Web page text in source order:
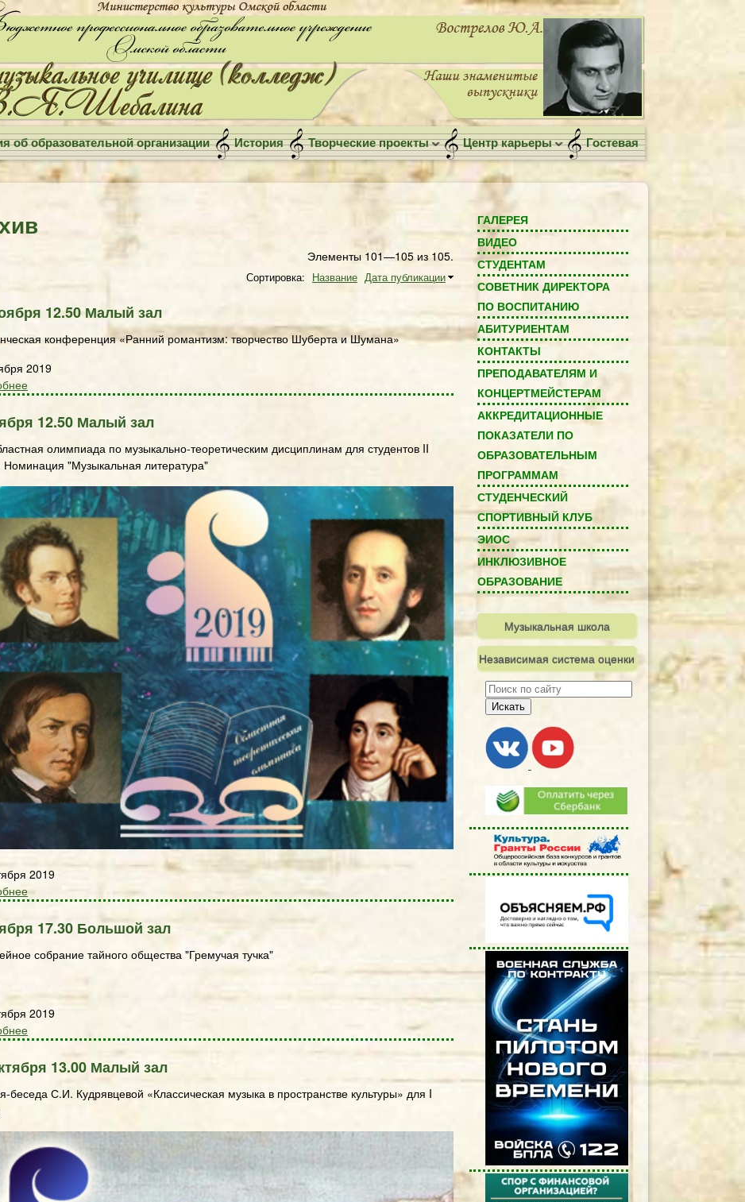
об образовательной организации История Творческие проекты Центр карьеры Гостевая
Элементы 101—105 из 105.
Сортировка: Название Дата публикации
12.50 Малый зал
конференция «Ранний романтизм: творчество Шуберта и Шумана»
2019
12.50 Малый зал
олимпиада по музыкально-теоретическим дисциплинам для студентов II
Номинация "Музыкальная литература"
2019
17.30 Большой зал
собрание тайного общества "Гремучая тучка"
2019
13.00 Малый зал
беседа С.И. Кудрявцевой «Классическая музыка в пространстве культуры» для I
ГАЛЕРЕЯ
ВИДЕО
СТУДЕНТАМ
СОВЕТНИК ДИРЕКТОРА
ПО ВОСПИТАНИЮ
АБИТУРИЕНТАМ
КОНТАКТЫ
ПРЕПОДАВАТЕЛЯМ И
КОНЦЕРТМЕЙСТЕРАМ
АККРЕДИТАЦИОННЫЕ
ПОКАЗАТЕЛИ ПО
ОБРАЗОВАТЕЛЬНЫМ
ПРОГРАММАМ
СТУДЕНЧЕСКИЙ
СПОРТИВНЫЙ КЛУБ
ЭИОС
ИНКЛЮЗИВНОЕ
ОБРАЗОВАНИЕ
Музыкальная школа
Независимая система оценки
качества
Искать